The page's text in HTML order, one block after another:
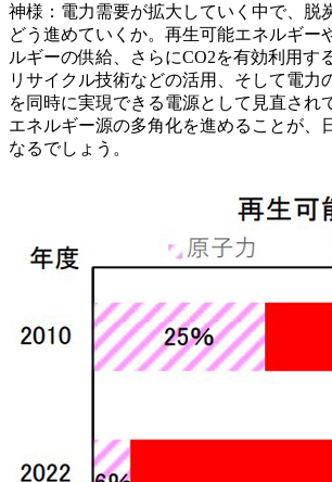
神様： 電力需要が拡大していく中で、脱
どう進めていくか。再生可能エネルギー
ルギーの供給、さらにCO2を有効利用す
リサイクル技術などの活用、そして電力
を同時に実現できる電源として見直され
エネルギー源の多角化を進めることが、
なるでしょう。